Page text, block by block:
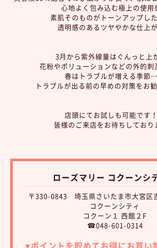
心地よく包み込む極上の使用
素肌そのものがトーンアップし
透明感のあるツヤやかな仕上
3月から紫外線量はぐんっと上
花粉やポリューションなどの外的刺
春はトラブルが増える季節
トラブルが出る前の早めの対策をお
店頭にてお試しも可能です
皆様のご来店をお待ちしており
ローズマリー コクーンシ
〒330-0843 埼玉県さいたま市大宮区
コクーンシティ
コクーン１ 西館２F
☎048-601-0314
♥︎ポイントを貯めてお得にお買い